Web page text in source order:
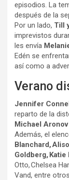
episodios. La
después de la
Por un lado, Till
imprevistos
les envía
Edén se
así como a
Verano
Jennifer
reparto de la
Michael Aronov
Además, el
Blanchard,
Goldberg,
Otto, Chelsea
Vand, entre